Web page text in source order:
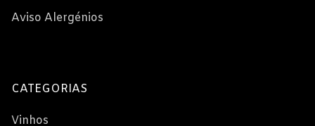
Aviso Alergénios
CATEGORIAS
Vinhos